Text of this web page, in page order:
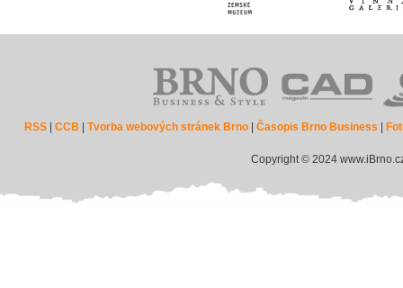
RSS |CCB |Tvorba webových stránek Brno |Časopis Brno Business
Copyright © 2024